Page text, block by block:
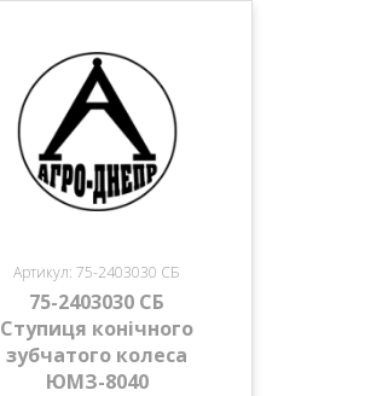
Артикул: 75-2403030 СБ
75-2403030 СБ
Ступиця конічного
зубчатого колеса
ЮМЗ-8040